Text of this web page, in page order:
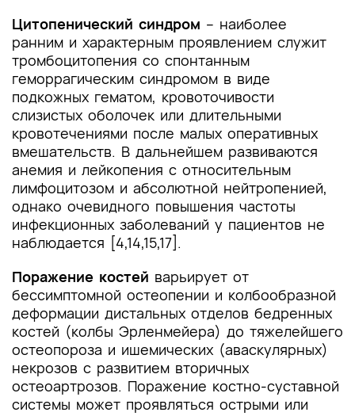
Цитопенический синдром – наиболее
ранним и характерным проявлением служит
тромбоцитопения со спонтанным
геморрагическим синдромом в виде
подкожных гематом, кровоточивости
слизистых оболочек или длительными
кровотечениями после малых оперативных
вмешательств. В дальнейшем развиваются
анемия и лейкопения с относительным
лимфоцитозом и абсолютной нейтропенией,
однако очевидного повышения частоты
инфекционных заболеваний у пациентов не
наблюдается [4,14,15,17].
Поражение костей варьирует от
бессимптомной остеопении и колбообразной
деформации дистальных отделов бедренных
костей (колбы Эрленмейера) до тяжелейшего
остеопороза и ишемических (аваскулярных)
некрозов с развитием вторичных
остеоартрозов. Поражение костно-суставной
системы может проявляться острыми или